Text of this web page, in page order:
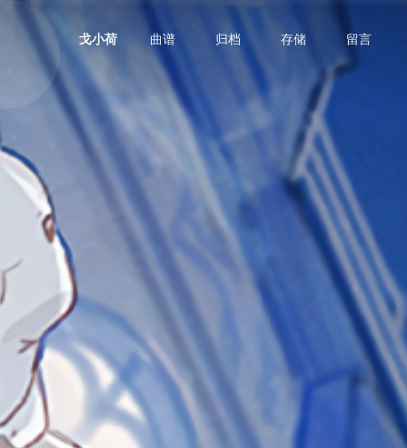
戈小荷 曲谱 归档 存储 留言